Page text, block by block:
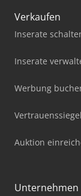
Verkaufen
Inserate
Inserate
Werbung
Vertrauenssiegel
Auktion
Unternehmen